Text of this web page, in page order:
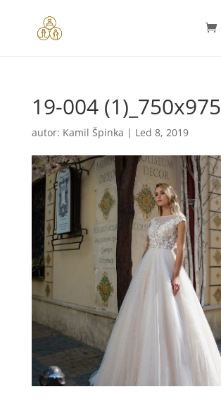
19-004 (1)_750x975
autor: Kamil Špinka | Led 8, 2019